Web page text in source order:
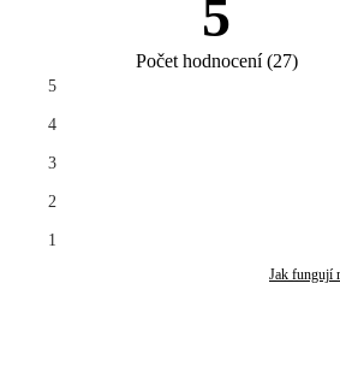
5
Počet hodnocení(27)
5
4
3
2
1
Jak fungují